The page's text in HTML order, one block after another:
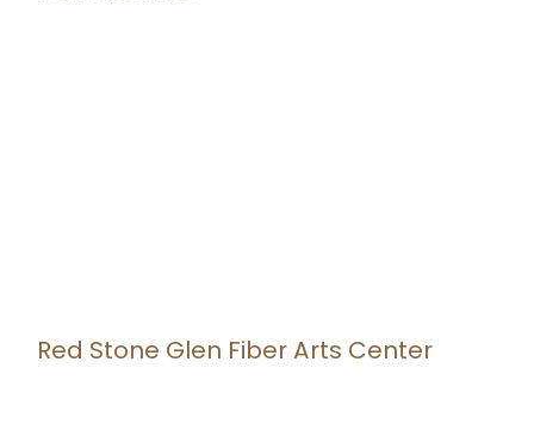
Red Stone Glen Fiber Arts Center